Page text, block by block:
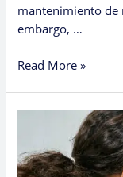
mantenimiento
embargo, …
Read More »
of
Wellness: